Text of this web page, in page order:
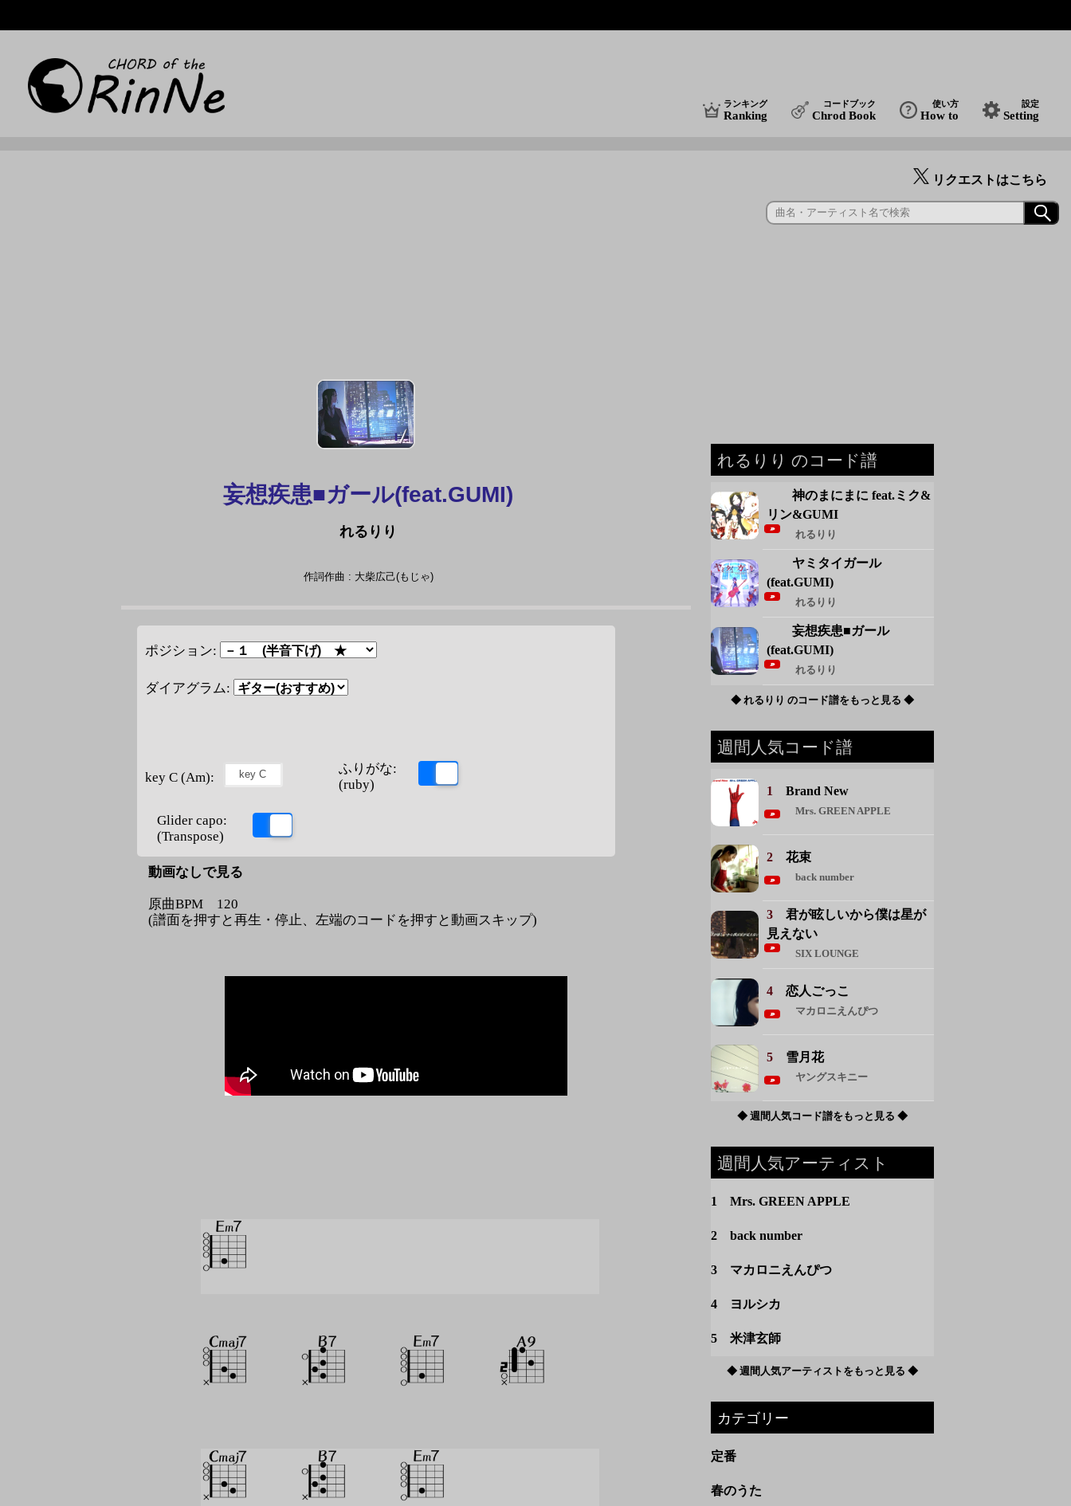
ランキング
Ranking
コードブック
Chrod Book
使い方
How to
設定
Setting
リクエストはこちら
妄想疾患■ガール(feat.GUMI)
れるりり
作詞作曲 : 大柴広己(もじゃ)
ポジション:
ダイアグラム:
key C (Am):
ふりがな:
(ruby)
Glider capo:
(Transpose)
動画なしで見る
原曲BPM 120
(譜面を押すと再生・停止、左端のコードを押すと動画スキップ)
れるりり のコード譜
神のまにまに feat.ミク&
リン&GUMI
れるりり
ヤミタイガール
(feat.GUMI)
れるりり
妄想疾患■ガール
(feat.GUMI)
れるりり
◆ れるりり のコード譜をもっと見る ◆
週間人気コード譜
1 Brand New
Mrs. GREEN APPLE
2 花束
back number
3 君が眩しいから僕は星が
見えない
SIX LOUNGE
4 恋人ごっこ
マカロニえんぴつ
5 雪月花
ヤングスキニー
◆ 週間人気コード譜をもっと見る ◆
週間人気アーティスト
1 Mrs. GREEN APPLE
2 back number
3 マカロニえんぴつ
4 ヨルシカ
5 米津玄師
◆ 週間人気アーティストをもっと見る ◆
カテゴリー
定番
春のうた